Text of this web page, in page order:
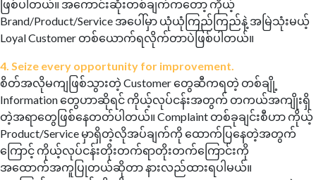
ဖြစ်ပါတယ်။ အကောင်းဆုံးတစ်ချက်ကတော့ ကိုယ့်
Brand/Product/Service အပေါ်မှာ ယုံယုံကြည်ကြည်နဲ့ အမြဲသုံးမယ့်
Loyal Customer တစ်ယောက်ရလိုက်တာပဲဖြစ်ပါတယ်။
4. Seize every opportunity for improvement.
စိတ်အလိုမကျဖြစ်သွားတဲ့ Customer တွေဆီကရတဲ့ တစ်ချို့
Information တွေဟာဆိုရင် ကိုယ့်လုပ်ငန်းအတွက် တကယ်အကျိုးရှိ
တဲ့အရာတွေဖြစ်နေတတ်ပါတယ်။ Complaint တစ်ခုချင်းစီဟာ ကိုယ့်
Product/Service မှာရှိတဲ့လိုအပ်ချက်ကို ထောက်ပြနေတဲ့အတွက်
ကြောင့် ကိုယ့်လုပ်ငန်းတိုးတက်ရာတိုးတက်ကြောင်းကို
အထောက်အကူပြုတယ်ဆိုတာ နားလည်ထားရပါမယ်။